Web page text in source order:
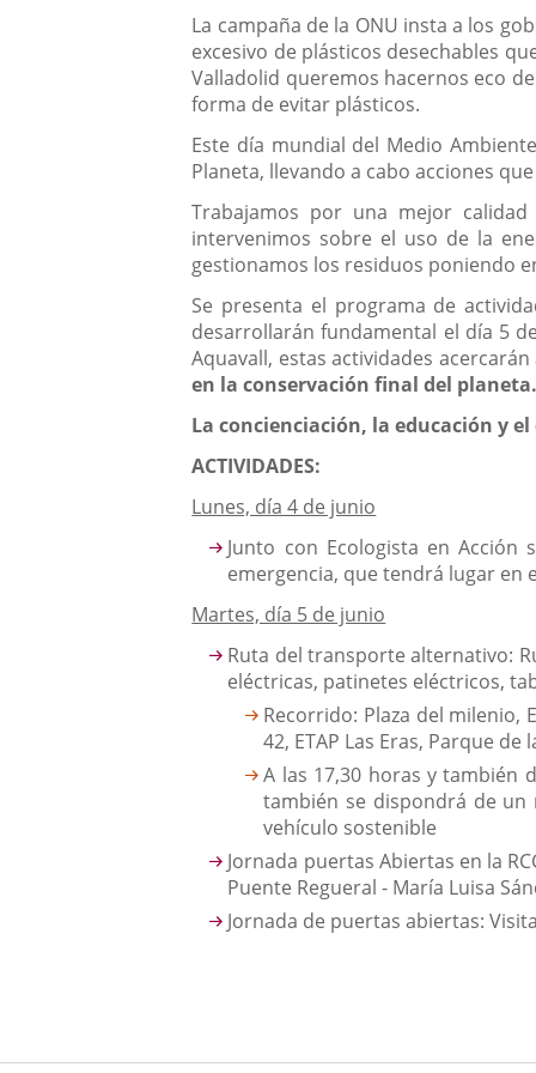
La campaña de la ONU insta a los
excesivo de plásticos desechables
Valladolid queremos hacernos eco
forma de evitar plásticos.
Este día mundial del Medio
Planeta, llevando a cabo acciones
Trabajamos por una mejor
intervenimos sobre el uso de la
gestionamos los residuos poniendo
Se presenta el programa de
desarrollarán fundamental el día 5
Aquavall, estas actividades
en la conservación final del planeta.
La concienciación, la educación y
ACTIVIDADES:
Lunes, día 4 de junio
Junto con Ecologista en
emergencia, que tendrá lugar en
Martes, día 5 de junio
Ruta del transporte alternativo:
eléctricas, patinetes eléctricos,
Recorrido: Plaza del milenio,
42, ETAP Las Eras, Parque de
A las 17,30 horas y también
también se dispondrá de
vehículo sostenible
Jornada puertas Abiertas en la
Puente Regueral - María Luisa
Jornada de puertas abiertas: